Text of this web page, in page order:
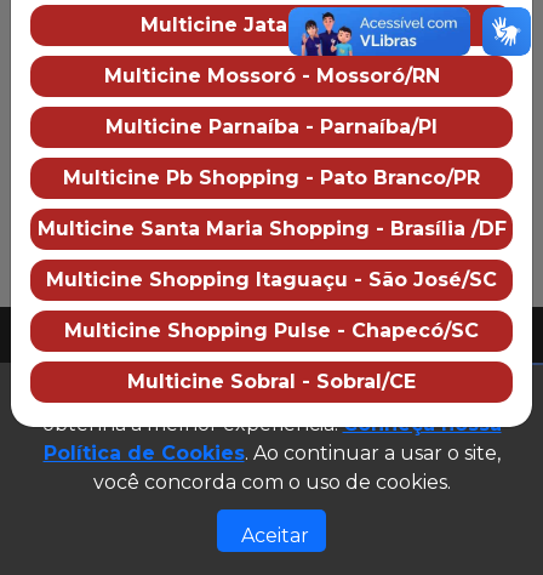
Sobre o cinema
Como chegar
Preço dos ingressos
2026 Multicine cinemas
CNPJ: 07.609.246/0007-08
Desenvolvido e gerenciado por
Site público v1.0.0
Multicine Jataí - Jataí/GO
Multicine Mossoró - Mossoró/RN
Multicine Parnaíba - Parnaíba/PI
Multicine Pb Shopping - Pato Branco/PR
Multicine Santa Maria Shopping - Brasília /DF
Multicine Shopping Itaguaçu - São José/SC
Multicine Shopping Pulse - Chapecó/SC
Multicine Sobral - Sobral/CE
Este site utiliza cookies para garantir que você
obtenha a melhor experiência.Conheça nossa
Política de Cookies. Ao continuar a usar o site,
você concorda com o uso de cookies.
Aceitar